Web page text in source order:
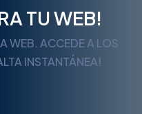
TU WEB!
WEB. ACCEDE A LOS
INSTANTÁNEA!